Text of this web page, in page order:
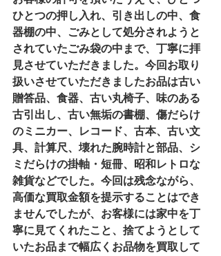
ひとつの押し入れ、引き出しの中、食
器棚の中、ごみとして処分されようと
されていたごみ袋の中まで、丁寧に拝
見させていただきました。今回お取り
扱いさせていただきましたお品は古い
贈答品、食器、古い丸椅子、味のある
古引出し、古い無垢の書棚、傷だらけ
のミニカー、レコード、古本、古い文
具、計算尺、壊れた腕時計と部品、シ
ミだらけの掛軸・短冊、昭和レトロな
雑貨などでした。今回は残念ながら、
高価な買取金額を提示することはでき
ませんでしたが、お客様には家中を丁
寧に見てくれたこと、捨てようとして
いたお品まで幅広くお品物を買取して